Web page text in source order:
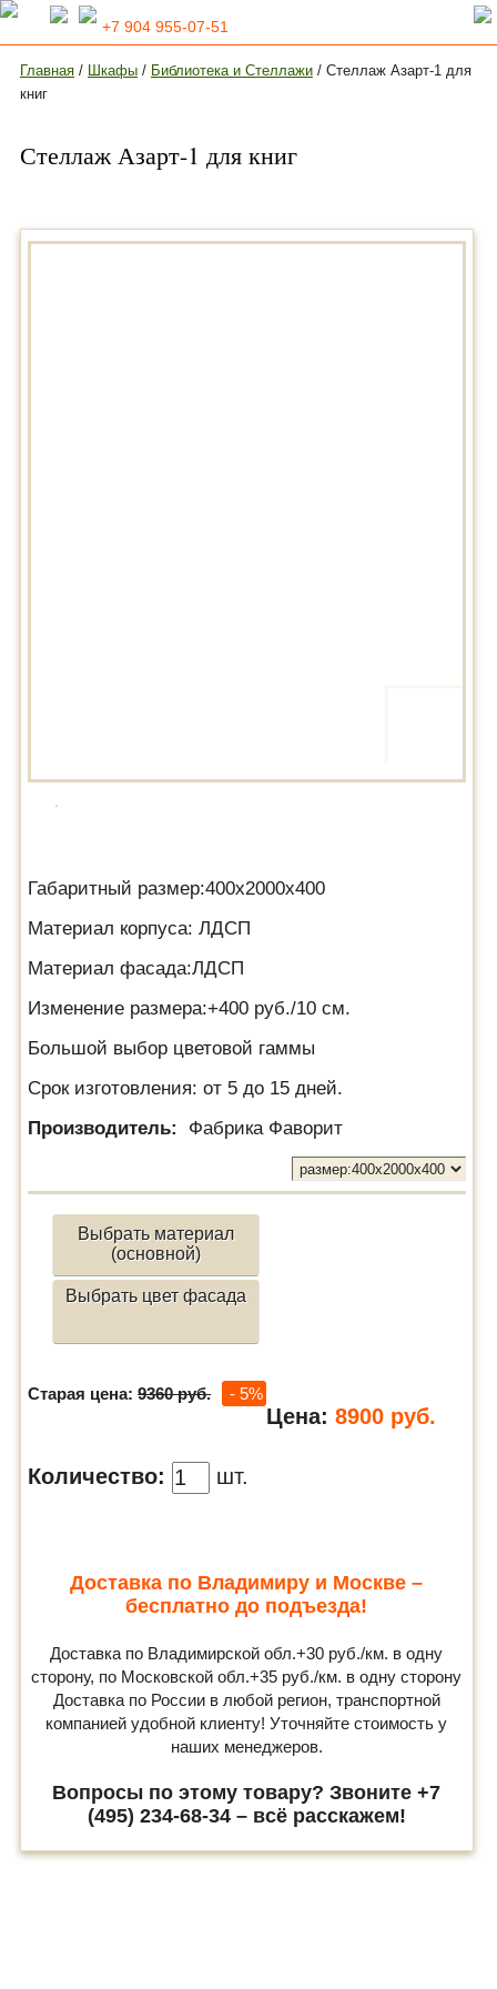
+7 904 955-07-51
Главная / Шкафы / Библиотека и Стеллажи / Стеллаж Азарт-1 для
книг
Стеллаж Азарт-1 для книг
Габаритный размер:400х2000х400
Материал корпуса: ЛДСП
Материал фасада:ЛДСП
Изменение размера:+400 руб./10 см.
Большой выбор цветовой гаммы
Срок изготовления: от 5 до 15 дней.
Производитель:
Фабрика Фаворит
Выбрать материал
(основной)
Выбрать цвет фасада
Старая цена:9360 руб. - 5%
Цена: 8900 руб.
Количество: шт.
Доставка по Владимиру и Москве –
бесплатно до подъезда!
Доставка по Владимирской обл.+30 руб./км. в одну
сторону, по Московской обл.+35 руб./км. в одну сторону
Доставка по России в любой регион, транспортной
компанией удобной клиенту! Уточняйте стоимость у
наших менеджеров.
Вопросы по этому товару? Звоните +7
(495) 234-68-34 – всё расскажем!